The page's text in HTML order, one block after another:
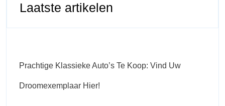
Laatste artikelen
Prachtige Klassieke Auto’s Te Koop: Vind Uw
Droomexemplaar Hier!